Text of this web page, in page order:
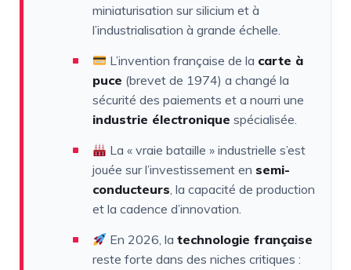
miniaturisation sur silicium et à
l’industrialisation à grande échelle.
L’invention française de la carte à
puce (brevet de 1974) a changé la
sécurité des paiements et a nourri une
industrie électronique spécialisée.
La « vraie bataille » industrielle s’est
jouée sur l’investissement en semi-
conducteurs, la capacité de production
et la cadence d’innovation.
En 2026, latechnologie française
reste forte dans des niches critiques :